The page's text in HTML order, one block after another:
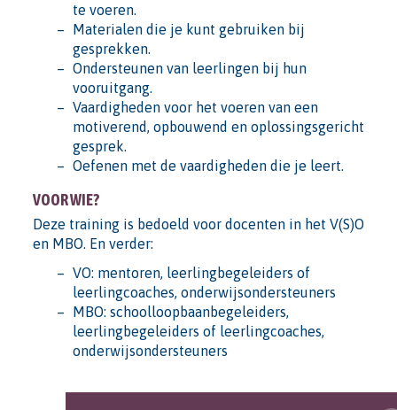
te voeren.
Materialen die je kunt gebruiken bij
gesprekken.
Ondersteunen van leerlingen bij hun
vooruitgang.
Vaardigheden voor het voeren van een
motiverend, opbouwend en oplossingsgericht
gesprek.
Oefenen met de vaardigheden die je leert.
VOOR WIE?
Deze training is bedoeld voor docenten in het V(S)O
en MBO. En verder:
VO: mentoren, leerlingbegeleiders of
leerlingcoaches, onderwijsondersteuners
MBO: schoolloopbaanbegeleiders,
leerlingbegeleiders of leerlingcoaches,
onderwijsondersteuners